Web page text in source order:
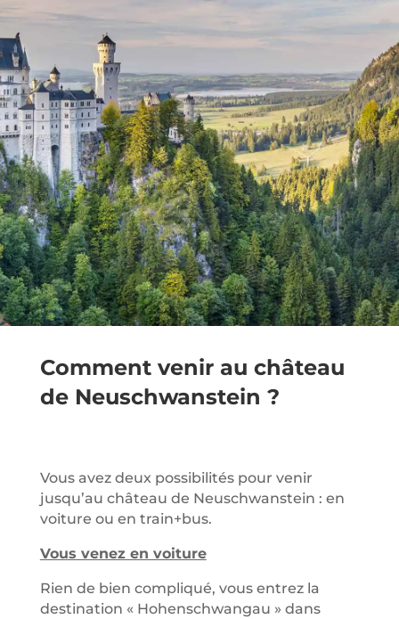
Comment venir au château
de Neuschwanstein ?
Vous avez deux possibilités pour venir
jusqu’au château de Neuschwanstein : en
voiture ou en train+bus.
Vous venez en voiture
Rien de bien compliqué, vous entrez la
destination « Hohenschwangau » dans